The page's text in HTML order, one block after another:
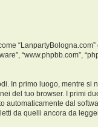
“www.phpbb.com”,
In primo luogo, mentre
del tuo browser. I primi
automaticamente dal
da quelli ancora da